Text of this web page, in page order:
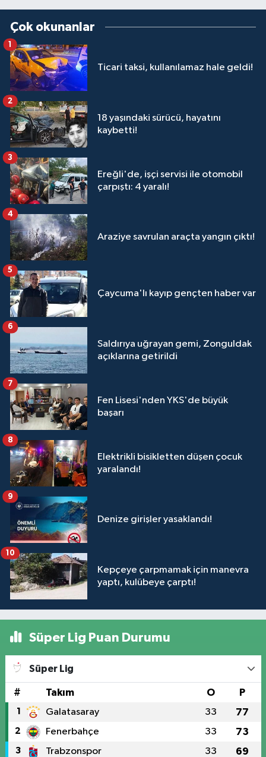
Çok okunanlar
Ticari taksi, kullanılamaz hale geldi!
1
18 yaşındaki sürücü, hayatını
kaybetti!
2
Ereğli'de, işçi servisi ile otomobil
çarpıştı: 4 yaralı!
3
Araziye savrulan araçta yangın çıktı!
4
Çaycuma'lı kayıp gençten haber var
5
Saldırıya uğrayan gemi, Zonguldak
açıklarına getirildi
6
Fen Lisesi'nden YKS'de büyük
başarı
7
Elektrikli bisikletten düşen çocuk
yaralandı!
8
Denize girişler yasaklandı!
9
Kepçeye çarpmamak için manevra
yaptı, kulübeye çarptı!
10
Süper Lig Puan Durumu
Süper Lig
# Takım O P
1 Galatasaray 33 77
2 Fenerbahçe 33 73
3 Trabzonspor 33 69